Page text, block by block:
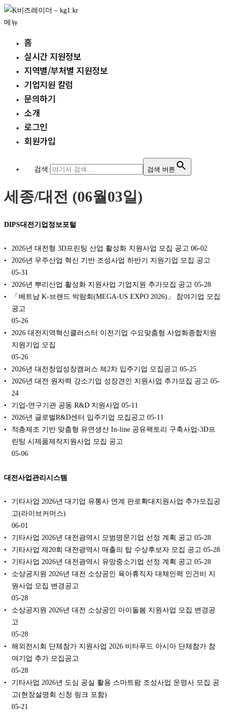
내
용
메뉴
홈
실시간 지원정보
지역별/부처별 지원정보
기업지원 칼럼
문의하기
소개
로그인
회원가입
검색: 검색 버튼
세종/대전 (06월03일)
DIPS대전기업정보포털
2026년 대전형 3D프린팅 산업 활성화 지원사업 모집 공고 06-02
2026년 우주산업 혁신 기반 조성사업 하반기 지원기업 모집 공고
05-31
2026년 뿌리산업 활성화 지원사업 기업지원 추가모집 공고 05-28
「베트남 K-브랜드 박람회(MEGA-US EXPO 2026)」 참여기업 모집
공고
05-26
2026 대전지역혁신클러스터 이전기업 수요맞춤형 사업화종합지원
지원기업 모집
05-26
2026년 대전창업성장캠퍼스 제2차 입주기업 모집공고 05-25
2026년 대전 원자력 강소기업 성장견인 지원사업 추가모집 공고 05-
24
기업-연구기관 공동 R&D 지원사업 05-11
2026년 글로벌R&D센터 입주기업 모집공고 05-11
적층제조 기반 맞춤형 유연생산 In-line 공유팩토리 구축사업-3D프
린팅 시제품제작지원사업 모집 공고
05-06
대전사업관리시스템
기타사업 2026년 대기업 유통사 연계 판로확대지원사업 추가모집공
고(라이브커머스)
06-01
기타사업 2026년 대전광역시 모범명문기업 선정 계획 공고 05-28
기타사업 제20회 대전광역시 매출의 탑 수상후보자 모집 공고 05-28
기타사업 2026년 대전광역시 유망중소기업 선정 계획 공고 05-28
소상공지원 2026년 대전 소상공인 육아휴직자 대체인력 인건비 지
원사업 모집 변경공고
05-28
소상공지원 2026년 대전 소상공인 아이돌봄 지원사업 모집 변경공
고
05-28
해외전시회 단체참가 지원사업 2026 비타푸드 아시아 단체참가 참
여기업 추가 모집공고
05-28
기타사업 2026년 도심 공실 활용 스마트팜 조성사업 운영사 모집 공
고(현장설명회 신청 링크 포함)
05-21